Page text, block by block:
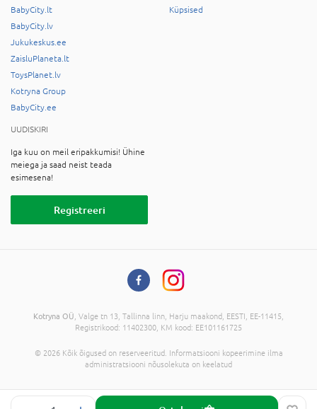
BabyCity.lt
BabyCity.lv
Jukukeskus.ee
ZaisluPlaneta.lt
ToysPlanet.lv
Kotryna Group
BabyCity.ee
Küpsised
UUDISKIRI
Iga kuu on meil eripakkumisi! Ühine
meiega ja saad neist teada
esimesena!
Registreeri
Kotryna OÜ , Valge tn 13, Tallinna linn, Harju maakond, EESTI, EE-11415,
Registrikood: 11402300, KM kood: EE101161725
© 2026 Kõik õigused on reserveeritud. Informatsiooni kopeerimine ilma
administratsiooni nõusolekuta on keelatud